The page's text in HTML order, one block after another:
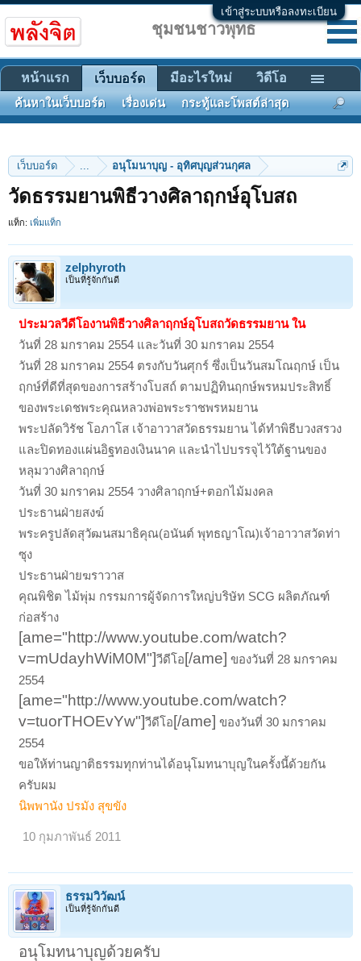
เข้าสู่ระบบหรือลงทะเบียน
เว็บบอร์ด ... อนุโมนาบุญ - อุทิศบุญส่วนกุศล
วัดธรรมยานพิธีวางศิลาฤกษ์อุโบสถ
แท็ก: เพิ่มแท็ก
zelphyroth
เป็นที่รู้จักกันดี
ประมวลวีดีโองานพิธีวางศิลาฤกษ์อุโบสถวัดธรรมยาน ใน
วันที่ 28 มกราคม 2554 และวันที่ 30 มกราคม 2554
วันที่ 28 มกราคม 2554 ตรงกับวันศุกร์ ซึ่งเป็นวันสมโณฤกษ์ เป็น
ฤกษ์ที่ดีที่สุดของการสร้างโบสถ์ ตามปฏิทินฤกษ์พรหมประสิทธิ์
ของพระเดชพระคุณหลวงพ่อพระราชพรหมยาน
พระปลัดวิรัช โอภาโส เจ้าอาวาสวัดธรรมยาน ได้ทำพิธีบวงสรวง
และปิดทองแผ่นอิฐทองเงินนาค และนำไปบรรจุไว้ใต้ฐานของ
หลุมวางศิลาฤกษ์
วันที่ 30 มกราคม 2554 วางศิลาฤกษ์+ตอกไม้มงคล
ประธานฝ่ายสงฆ์
พระครูปลัดสุวัฒนสมาธิคุณ(อนันต์ พุทธญาโณ)เจ้าอาวาสวัดท่า
ซุง
ประธานฝ่ายฆราวาส
คุณพิชิต ไม้พุ่ม กรรมการผู้จัดการใหญ่บริษัท SCG ผลิตภัณฑ์
ก่อสร้าง
[ame="http://www.youtube.com/watch?
v=mUdayhWiM0M"]วีดีโอ [/ame] ของวันที่ 28 มกราคม
2554
[ame="http://www.youtube.com/watch?
v=tuorTHOEvYw"]วีดีโอ [/ame] ของวันที่ 30 มกราคม
2554
ขอให้ท่านญาติธรรมทุกท่านได้อนุโมทนาบุญในครั้งนี้ด้วยกัน
ครับผม
นิพพานัง ปรมัง สุขขัง
10 กุมภาพันธ์ 2011
ธรรมวิวัฒน์
เป็นที่รู้จักกันดี
อนุโมทนาบุญด้วยครับ
ชุมชนชาวพุทธ
หน้าแรก เว็บบอร์ด
ค้นหาในเว็บบอร์ด เรื่องเด่น กระทู้และโพสต์ล่าสุด
มีอะไรใหม่ วิดีโอ